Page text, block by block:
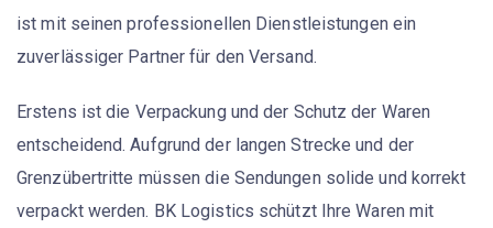
ist mit seinen professionellen Dienstleistungen ein
zuverlässiger Partner für den Versand.
Erstens ist die Verpackung und der Schutz der Waren
entscheidend. Aufgrund der langen Strecke und der
Grenzübertritte müssen die Sendungen solide und korrekt
verpackt werden. BK Logistics schützt Ihre Waren mit